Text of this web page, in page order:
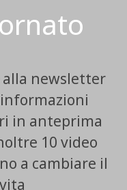
newsletter
in anteprima
10 video
a cambiare il